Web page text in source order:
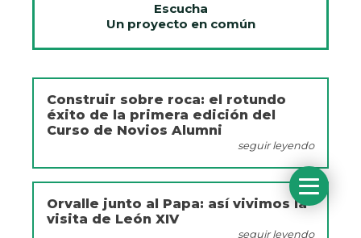
Escucha
Un proyecto en común
Construir sobre roca: el rotundo
éxito de la primera edición del
Curso de Novios Alumni
seguir leyendo
Orvalle junto al Papa: así vivimos la
visita de León XIV
seguir leyendo